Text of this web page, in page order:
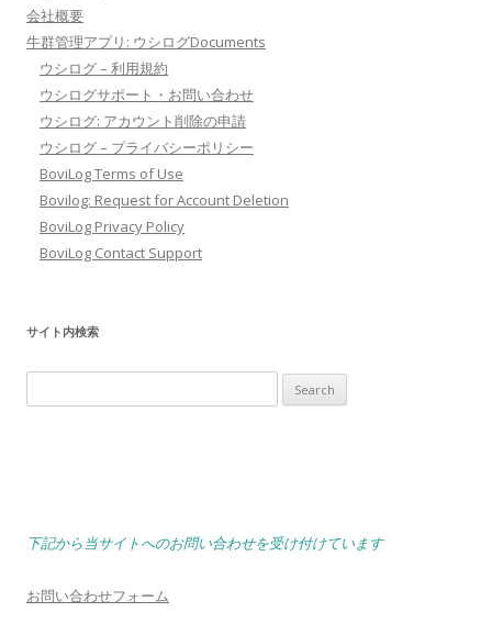
会社概要
牛群管理アプリ: ウシログDocuments
ウシログ – 利用規約
ウシログサポート・お問い合わせ
ウシログ: アカウント削除の申請
ウシログ – プライバシーポリシー
BoviLog Terms of Use
Bovilog: Request for Account Deletion
BoviLog Privacy Policy
BoviLog Contact Support
サイト内検索
for:
下記から当サイトへのお問い合わせを受け付けています
お問い合わせフォーム